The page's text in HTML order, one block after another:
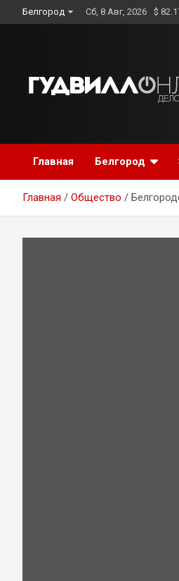
to
Белгород Сб, 8 Авг, 2026 $
Главная Белгород
Главная Общество